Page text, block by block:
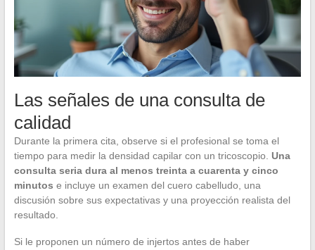
Las señales de una consulta de
calidad
Durante la primera cita, observe si el profesional se toma el
tiempo para medir la densidad capilar con un tricoscopio. Una
consulta seria dura al menos treinta a cuarenta y cinco
minutos e incluye un examen del cuero cabelludo, una
discusión sobre sus expectativas y una proyección realista del
resultado.
Si le proponen un número de injertos antes de haber